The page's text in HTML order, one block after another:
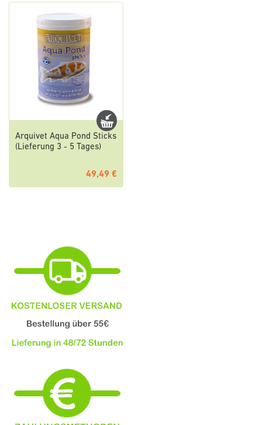
Arquivet Aqua Pond Sticks
(Lieferung 3 - 5 Tages)
49,49 €